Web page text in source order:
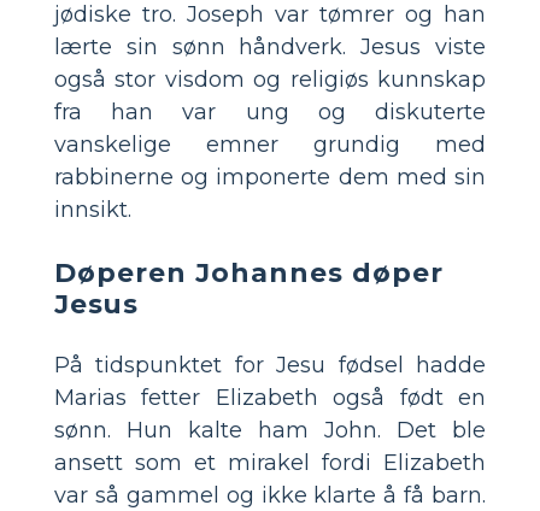
jødiske tro. Joseph var tømrer og han
lærte sin sønn håndverk. Jesus viste
også stor visdom og religiøs kunnskap
fra han var ung og diskuterte
vanskelige emner grundig med
rabbinerne og imponerte dem med sin
innsikt.
Døperen Johannes døper
Jesus
På tidspunktet for Jesu fødsel hadde
Marias fetter Elizabeth også født en
sønn. Hun kalte ham John. Det ble
ansett som et mirakel fordi Elizabeth
var så gammel og ikke klarte å få barn.